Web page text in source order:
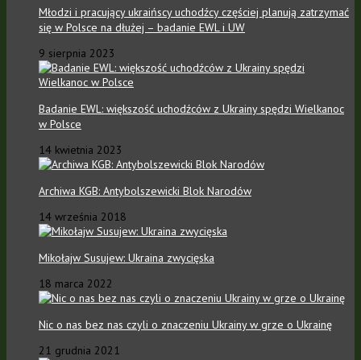
Młodzi i pracujący ukraińscy uchodźcy częściej planują zatrzymać
się w Polsce na dłużej – badanie EWL i UW
9 sierpnia 2023
Badanie EWL: większość uchodźców z Ukrainy spędzi Wielkanoc
w Polsce
14 kwietnia 2023
Archiwa KGB: Antybolszewicki Blok Narodów
14 września 2018
Mikołajw Susujew: Ukraina zwycięska
18 marca 2022
Nic o nas bez nas czyli o znaczeniu Ukrainy w grze o Ukrainę
21 grudnia 2021